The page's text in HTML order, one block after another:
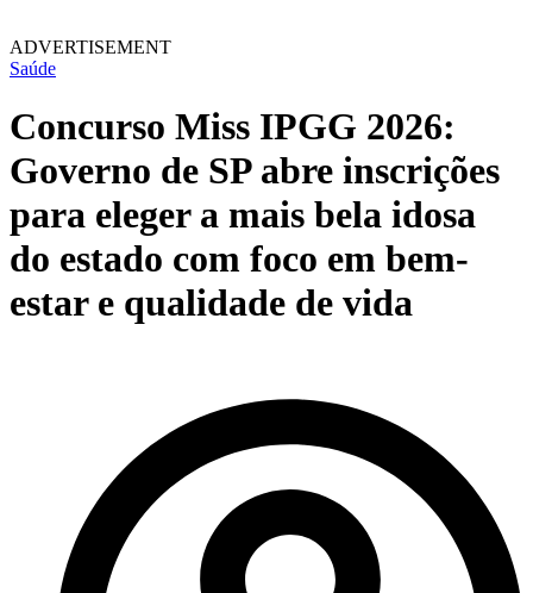
ADVERTISEMENT
Saúde
Concurso Miss IPGG 2026:
Governo de SP abre inscrições
para eleger a mais bela idosa
do estado com foco em bem-
estar e qualidade de vida